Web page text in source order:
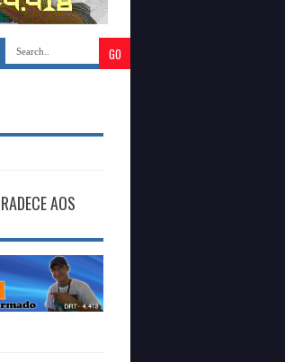
da Famup, George Coelho, e Denise Bayma
AOS